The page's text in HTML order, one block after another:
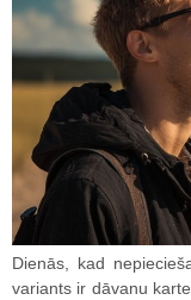
Dienās, kad
variants ir dāvanu